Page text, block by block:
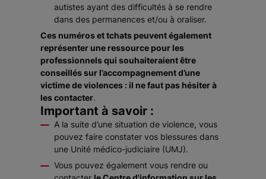
autistes ayant des difficultés à se rendre
dans des permanences et/ou à oraliser.
Ces numéros et tchats peuvent également
représenter une ressource pour les
professionnels qui souhaiteraient être
conseillés sur l’accompagnement d’une
victime de violences : il ne faut pas hésiter à
les contacter.
Important à savoir :
A la suite d’une situation de violence, vous
pouvez faire constater vos blessures dans
une Unité médico-judiciaire (UMJ).
Vous pouvez également vous rendre ou